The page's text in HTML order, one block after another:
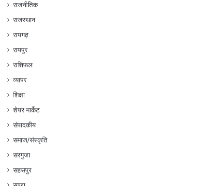
राजनीतिक
राजस्थान
रायगढ़
रायपुर
राशिफल
व्यापर
शिक्षा
शेयर मार्केट
संपादकीय
समाज/संस्कृति
सरगुजा
सहसपुर